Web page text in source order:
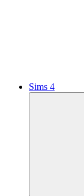
Sims 4